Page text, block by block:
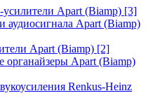
Apart (Biamp) [3]
аудиосигнала Apart (Biamp)
Apart (Biamp) [2]
органайзеры Apart (Biamp)
Renkus-Heinz